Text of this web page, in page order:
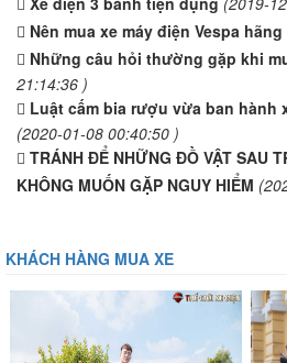
Nên mua xe máy điện Vespa hãng
Những câu hỏi thường gặp khi
21:14:36 )
Luật cấm bia rượu vừa ban hành
(2020-01-08 00:40:50 )
TRÁNH ĐỂ NHỮNG ĐỒ VẬT SAU
KHÔNG MUỐN GẶP NGUY HIỂM
KHÁCH HÀNG MUA XE